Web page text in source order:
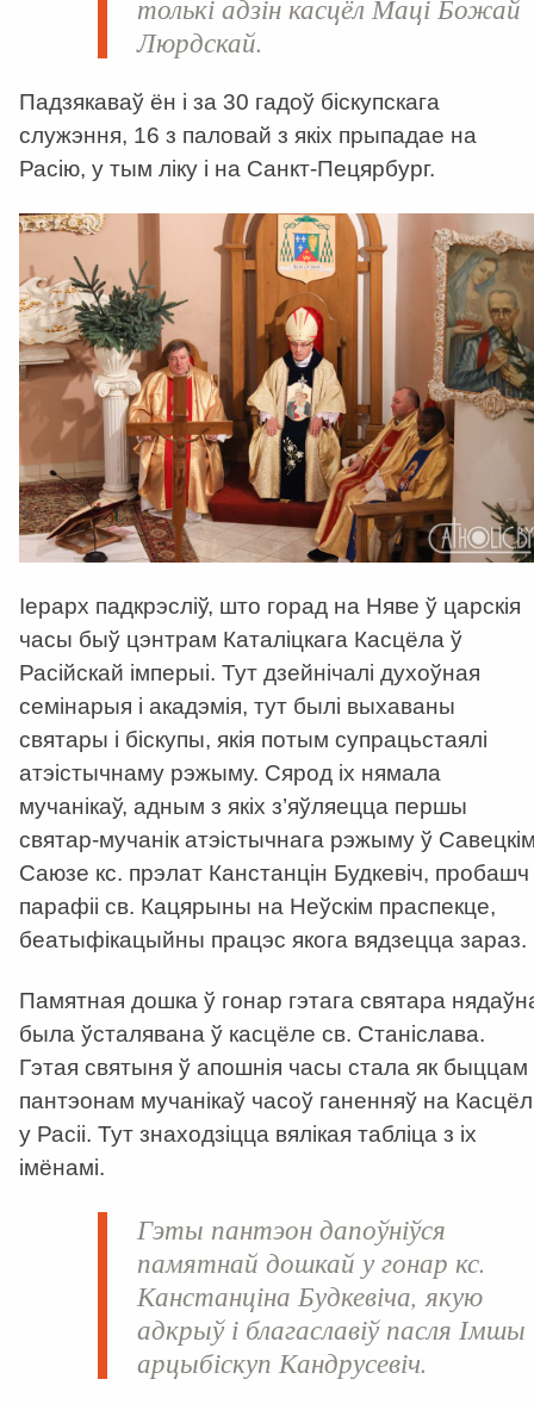
толькі адзін касцёл Маці Божай
Люрдскай.
Падзякаваў ён і за 30 гадоў біскупскага
служэння, 16 з паловай з якіх прыпадае на
Расію, у тым ліку і на Санкт-Пецярбург.
Іерарх падкрэсліў, што горад на Няве ў царскія
часы быў цэнтрам Каталіцкага Касцёла ў
Расійскай імперыі. Тут дзейнічалі духоўная
семінарыя і акадэмія, тут былі выхаваны
святары і біскупы, якія потым супрацьстаялі
атэістычнаму рэжыму. Сярод іх нямала
мучанікаў, адным з якіх з’яўляецца першы
святар-мучанік атэістычнага рэжыму ў
Саюзе кс. прэлат Канстанцін Будкевіч, пробашч
парафіі св. Кацярыны на Неўскім праспекце,
беатыфікацыйны працэс якога вядзецца зараз.
Памятная дошка ў гонар гэтага святара
была ўсталявана ў касцёле св. Станіслава.
Гэтая святыня ў апошнія часы стала як быццам
пантэонам мучанікаў часоў ганенняў на Касцёл
у Расіі. Тут знаходзіцца вялікая табліца з іх
імёнамі.
Гэты пантэон дапоўніўся
памятнай дошкай у гонар кс.
Канстанціна Будкевіча, якую
адкрыў і благаславіў пасля Імшы
арцыбіскуп Кандрусевіч.